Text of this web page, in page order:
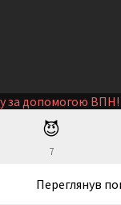
за допомогою ВПН!
😈
7
Переглянув